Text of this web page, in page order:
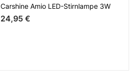
Carshine Amio LED-Stirnlampe 3W
24,95 €